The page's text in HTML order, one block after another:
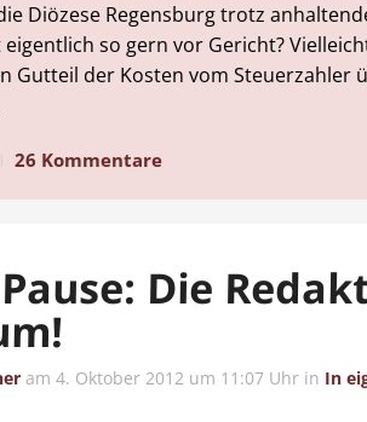
Diözese Regensburg trotz
so gern vor Gericht?
Gutteil der Kosten vom Steuerzahler
26 Kommentare
Die
am 4. Oktober 2012 um 11:07 Uhr in In